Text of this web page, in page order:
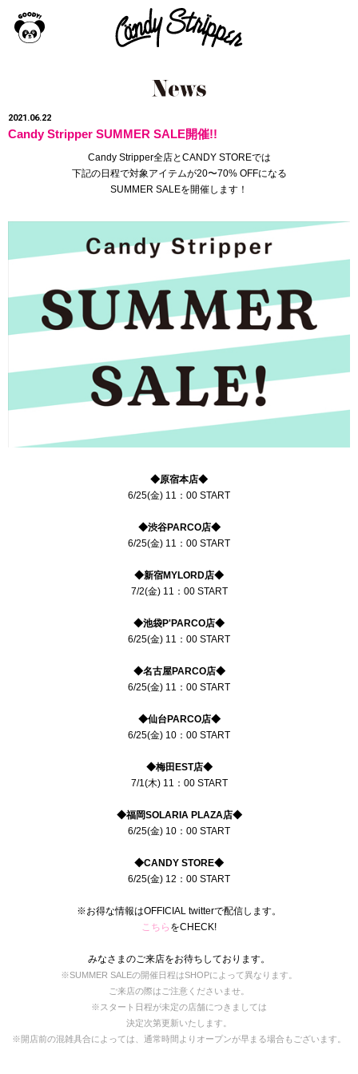
2021.06.22
Candy Stripper SUMMER SALE開催!!
Candy Stripper全店とCANDY STOREでは
下記の日程で対象アイテムが20〜70% OFFになる
SUMMER SALEを開催します！
◆原宿本店◆
6/25(金) 11：00 START
◆渋谷PARCO店◆
6/25(金) 11：00 START
◆新宿MYLORD店◆
7/2(金) 11：00 START
◆池袋P'PARCO店◆
6/25(金) 11：00 START
◆名古屋PARCO店◆
6/25(金) 11：00 START
◆仙台PARCO店◆
6/25(金) 10：00 START
◆梅田EST店◆
7/1(木) 11：00 START
◆福岡SOLARIA PLAZA店◆
6/25(金) 10：00 START
◆CANDY STORE◆
6/25(金) 12：00 START
※お得な情報はOFFICIAL twitterで配信します。
こちら をCHECK!
みなさまのご来店をお待ちしております。
※SUMMER SALEの開催日程はSHOPによって異なります。
ご来店の際はご注意くださいませ。
※スタート日程が未定の店舗につきましては
決定次第更新いたします。
※開店前の混雑具合によっては、通常時間よりオープンが早まる場合もございます。